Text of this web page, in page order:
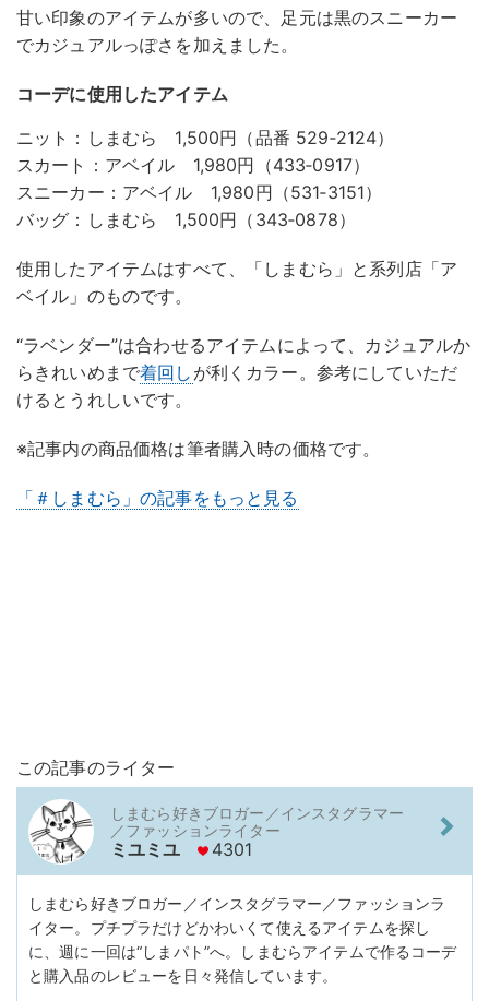
甘い印象のアイテムが多いので、足元は黒のスニーカー
でカジュアルっぽさを加えました。
コーデに使用したアイテム
ニット：しまむら 1,500円（品番 529‐2124）
スカート：アベイル 1,980円（433‐0917）
スニーカー：アベイル 1,980円（531‐3151）
バッグ：しまむら 1,500円（343‐0878）
使用したアイテムはすべて、「しまむら」と系列店「ア
ベイル」のものです。
“ラベンダー”は合わせるアイテムによって、カジュアルか
らきれいめまで着回し が利くカラー。参考にしていただ
けるとうれしいです。
※記事内の商品価格は筆者購入時の価格です。
「＃しまむら」の記事をもっと見る
この記事のライター
しまむら好きブロガー／インスタグラマー
／ファッションライター
ミユミユ 4301
しまむら好きブロガー／インスタグラマー／ファッションラ
イター。プチプラだけどかわいくて使えるアイテムを探し
に、週に一回は“しまパト”へ。しまむらアイテムで作るコーデ
と購入品のレビューを日々発信しています。